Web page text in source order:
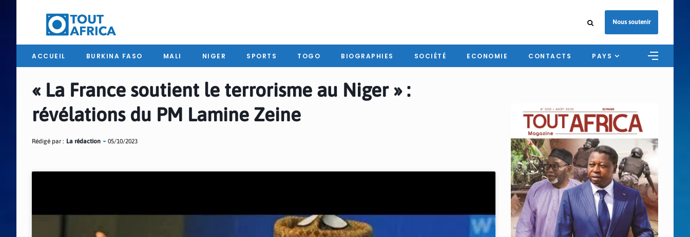
Nous soutenir
ACCUEIL BURKINA FASO MALI NIGER SPORTS TOGO BIOGRAPHIES SOCIÉTÉ ECONOMIE CONTACTS PAYS
« La France soutient le terrorisme au Niger » :
révélations du PM Lamine Zeine
Rédigé par : La rédaction 05/10/2023